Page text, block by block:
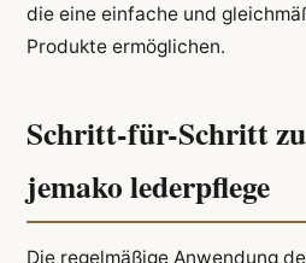
die eine einfache und
Produkte ermöglichen.
Schritt-für-Schritt
jemako lederpflege
Die regelmäßige Anwendung